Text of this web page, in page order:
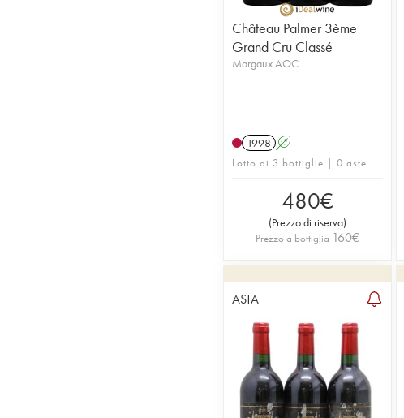
Château Palmer 3ème
Grand Cru Classé
Margaux AOC
1998 A
Lotto di 3 bottiglie | 0 aste
480€
(Prezzo di riserva)
Prezzo a bottiglia 160€
ASTA